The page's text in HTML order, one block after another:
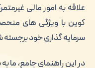
کوین با ویژگی های
سرمایه گذاری خود
در این راهنمای جامع، ما